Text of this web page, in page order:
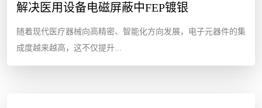
解决医用设备电磁屏蔽中FEP镀银
随着现代医疗器械向高精密、智能化方向发展，电子元器件的集
成度越来越高，这不仅提升...